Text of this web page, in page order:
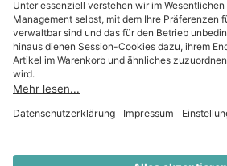
Wein Wolf GmbH